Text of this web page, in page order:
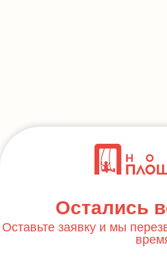
Остались
Оставьте заявку и мы